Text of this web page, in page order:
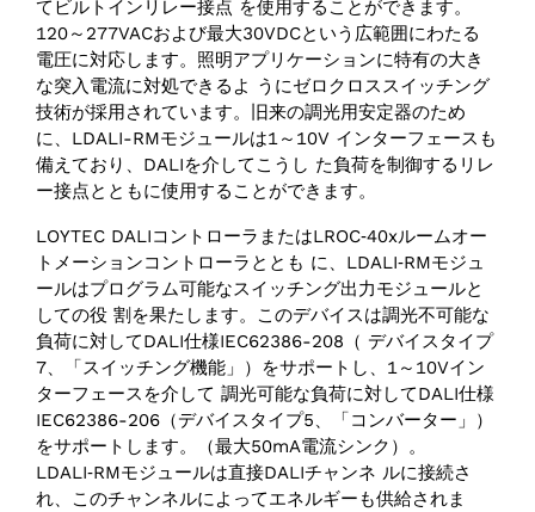
てビルトインリレー接点 を使用することができます。
120～277VACおよび最大30VDCという広範囲にわたる
電圧に対応します。照明アプリケーションに特有の大き
な突入電流に対処できるよ うにゼロクロススイッチング
技術が採用されています。旧来の調光用安定器のため
に、LDALI-RMモジュールは1～10V インターフェースも
備えており、DALIを介してこうし た負荷を制御するリレ
ー接点とともに使用することができます。
LOYTEC DALIコントローラまたはLROC‑40xルームオー
トメーションコントローラととも に、LDALI‑RMモジュ
ールはプログラム可能なスイッチング出力モジュールと
しての役 割を果たします。このデバイスは調光不可能な
負荷に対してDALI仕様IEC62386-208（ デバイスタイプ
7、「スイッチング機能」）をサポートし、1～10Vイン
ターフェースを介して 調光可能な負荷に対してDALI仕様
IEC62386-206（デバイスタイプ5、「コンバーター」）
をサポートします。（最大50mA電流シンク）。
LDALI‑RMモジュールは直接DALIチャンネ ルに接続さ
れ、このチャンネルによってエネルギーも供給されま